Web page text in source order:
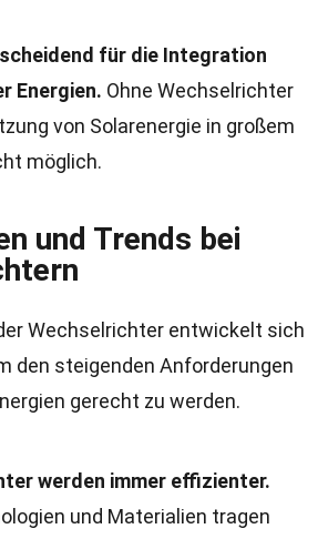
für die Integration
Energien. Ohne Wechselrichter
von Solarenergie in großem
möglich.
und Trends bei
Wechselrichter entwickelt sich
den steigenden Anforderungen
gerecht zu werden.
werden immer effizienter.
und Materialien tragen